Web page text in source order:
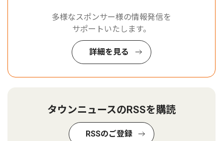
多様なスポンサー様の情報発信を
サポートいたします。
詳細を見る
タウンニュースのRSSを購読
RSSのご登録